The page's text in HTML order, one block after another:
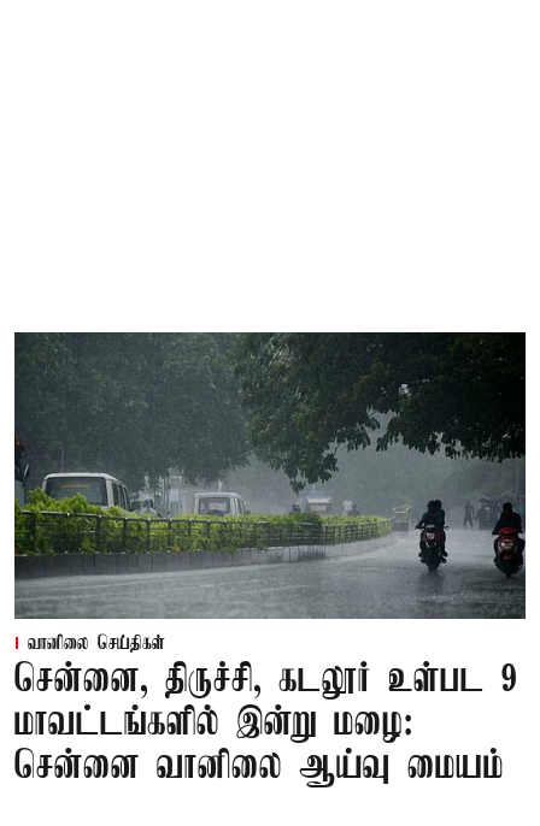
வானிலை செய்திகள்
சென்னை, திருச்சி, கடலூர் உள்பட 9
மாவட்டங்களில் இன்று மழை:
சென்னை வானிலை ஆய்வு மையம்